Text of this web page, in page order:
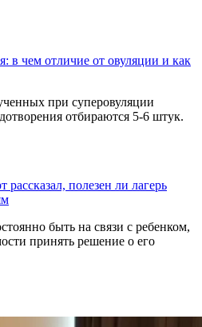
в чем отличие от овуляции и как
при суперовуляции
отбираются 5-6 штук.
рассказал, полезен ли лагерь
быть на связи с ребенком,
принять решение о его